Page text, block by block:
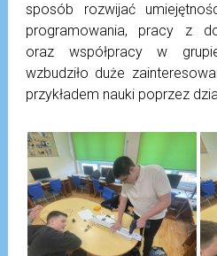
sposób rozwijać
programowania, pracy z
oraz współpracy w
wzbudziło duże
przykładem nauki poprzez